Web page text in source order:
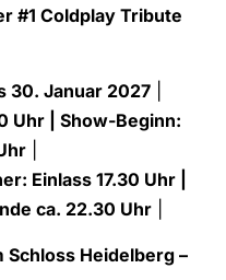
#1 Coldplay Tribute
30. Januar 2027
Uhr | Show-Beginn:
Einlass 17.30 Uhr |
ca. 22.30 Uhr
Heidelberg –